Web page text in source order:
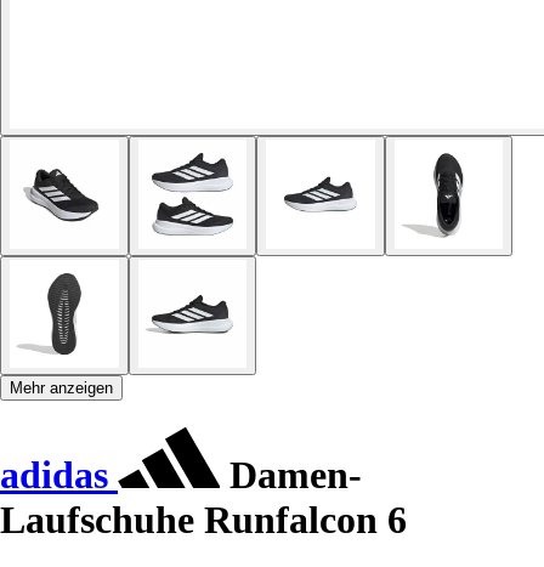
Mehr anzeigen
adidas
Damen-
Laufschuhe Runfalcon 6